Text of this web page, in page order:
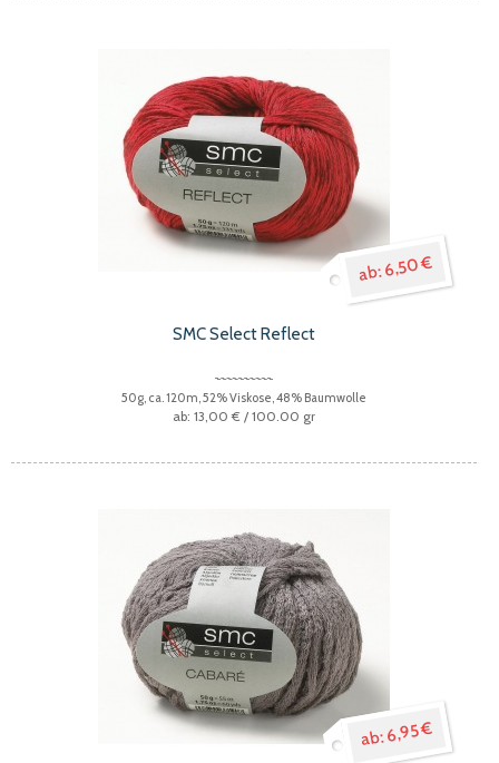
6,50 €
SMC Select Reflect
50g, ca. 120m, 52% Viskose, 48% Baumwolle
13,00 € / 100.00 gr
6,95 €